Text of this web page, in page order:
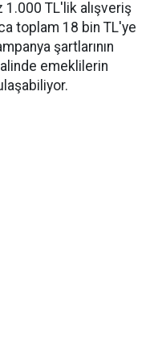
1.000 TL'lik alışveriş
toplam 18 bin TL'ye
şartlarının
emeklilerin